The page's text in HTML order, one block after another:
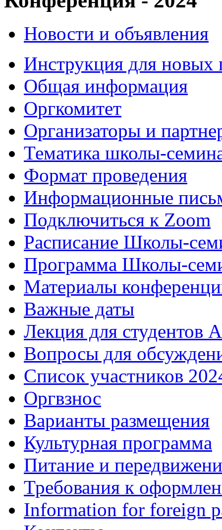
Новости и объявления
Инструкция для новых
Общая информация
Оргкомитет
Организаторы и
Тематика школы-
Формат проведения
Информационные
Подключиться к Zoom
Расписание Школы-
Программа Школы-
Материалы
Важные даты
Лекция для студентов
Вопросы для
Список участников
Оргвзнос
Варианты размещения
Культурная программа
Питание и
Требования к
Information for foreign